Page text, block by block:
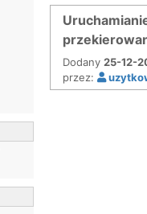
Dodany 25-12-
przez: